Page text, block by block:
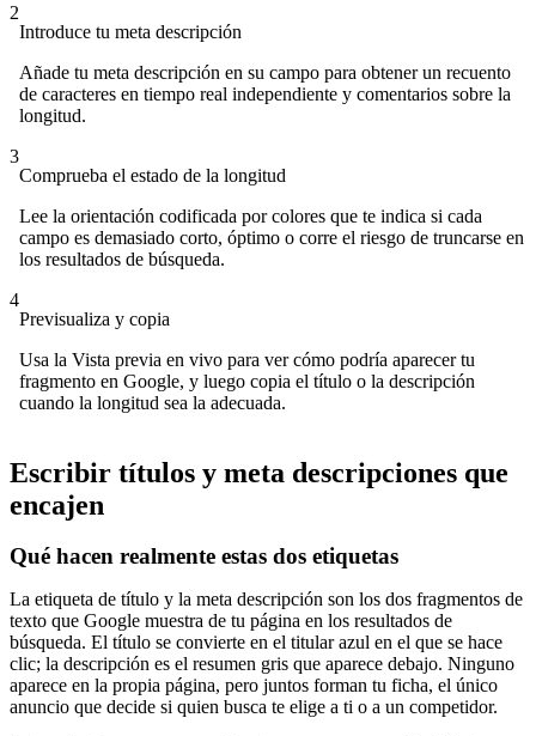
2
Introduce tu meta descripción
Añade tu meta descripción en su campo para obtener un recuento
de caracteres en tiempo real independiente y comentarios sobre la
longitud.
3
Comprueba el estado de la longitud
Lee la orientación codificada por colores que te indica si cada
campo es demasiado corto, óptimo o corre el riesgo de truncarse en
los resultados de búsqueda.
4
Previsualiza y copia
Usa la Vista previa en vivo para ver cómo podría aparecer tu
fragmento en Google, y luego copia el título o la descripción
cuando la longitud sea la adecuada.
Escribir títulos y meta descripciones que
encajen
Qué hacen realmente estas dos etiquetas
La etiqueta de título y la meta descripción son los dos fragmentos de
texto que Google muestra de tu página en los resultados de
búsqueda. El título se convierte en el titular azul en el que se hace
clic; la descripción es el resumen gris que aparece debajo. Ninguno
aparece en la propia página, pero juntos forman tu ficha, el único
anuncio que decide si quien busca te elige a ti o a un competidor.